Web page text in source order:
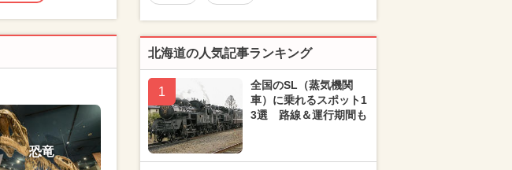
恐竜
北海道の人気記事ランキング
1
全国のSL（蒸気機関
車）に乗れるスポット1
3選 路線＆運行期間も